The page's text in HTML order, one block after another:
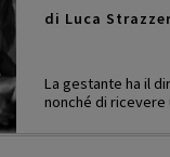
di Luca
La gestante ha il
nonché di ricevere